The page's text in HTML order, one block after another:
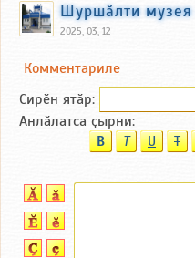
Шуршӑлти музея
2025, 03, 12
Комментариле
Сирӗн ятӑp:
Анлӑлатса ҫырни:
B T U T